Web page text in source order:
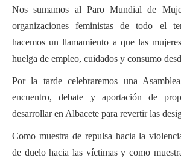
Nos sumamos al Paro Mundial de
organizaciones feministas de todo el
hacemos un llamamiento a que las
huelga de empleo, cuidados y consumo
Por la tarde celebraremos una
encuentro, debate y aportación de
desarrollar en Albacete para revertir las
Como muestra de repulsa hacia la
de duelo hacia las víctimas y como